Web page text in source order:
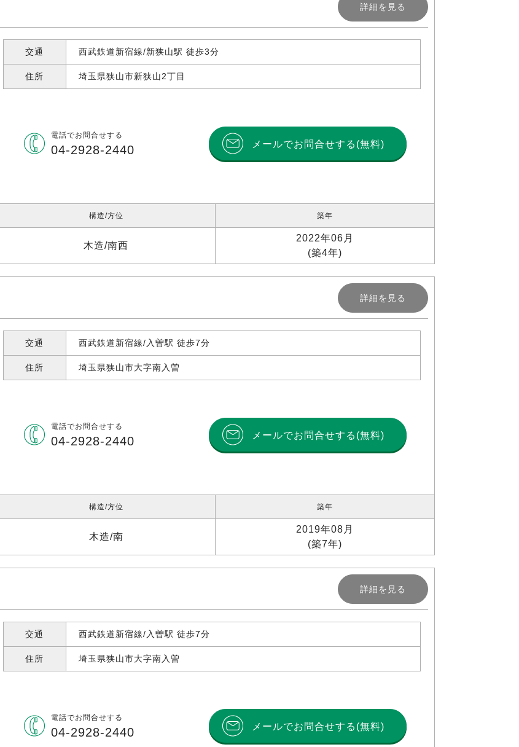
詳細を見る
交通 西武鉄道新宿線/新狭山駅 徒歩3分
住所 埼玉県狭山市新狭山2丁目
電話でお問合せする
04-2928-2440 メールでお問合せする(無料)
構造 方位
木造 南西
築年
2022年06月
(築4年)
詳細を見る
交通 西武鉄道新宿線/入曽駅 徒歩7分
住所 埼玉県狭山市大字南入曽
電話でお問合せする
04-2928-2440 メールでお問合せする(無料)
構造 方位
木造 南
築年
2019年08月
(築7年)
詳細を見る
交通 西武鉄道新宿線/入曽駅 徒歩7分
住所 埼玉県狭山市大字南入曽
電話でお問合せする
04-2928-2440 メールでお問合せする(無料)